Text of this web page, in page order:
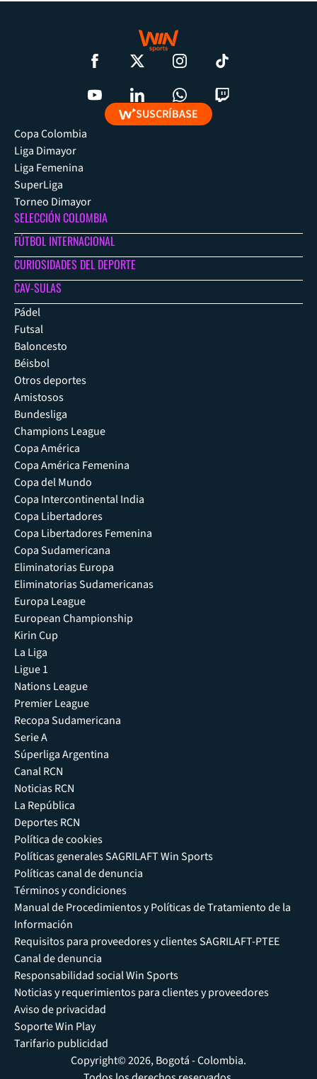
SUSCRÍBASE
Copa Colombia
Liga Dimayor
Liga Femenina
SuperLiga
Torneo Dimayor
SELECCIÓN COLOMBIA
FÚTBOL INTERNACIONAL
CURIOSIDADES DEL DEPORTE
CAV-SULAS
Pádel
Futsal
Baloncesto
Béisbol
Otros deportes
Amistosos
Bundesliga
Champions League
Copa América
Copa América Femenina
Copa del Mundo
Copa Intercontinental India
Copa Libertadores
Copa Libertadores Femenina
Copa Sudamericana
Eliminatorias Europa
Eliminatorias Sudamericanas
Europa League
European Championship
Kirin Cup
La Liga
Ligue 1
Nations League
Premier League
Recopa Sudamericana
Serie A
Súperliga Argentina
Canal RCN
Noticias RCN
La República
Deportes RCN
Política de cookies
Políticas generales SAGRILAFT Win Sports
Políticas canal de denuncia
Términos y condiciones
Manual de Procedimientos y Políticas de Tratamiento de la
Información
Requisitos para proveedores y clientes SAGRILAFT-PTEE
Canal de denuncia
Responsabilidad social Win Sports
Noticias y requerimientos para clientes y proveedores
Aviso de privacidad
Soporte Win Play
Tarifario publicidad
Copyright© 2026, Bogotá - Colombia.